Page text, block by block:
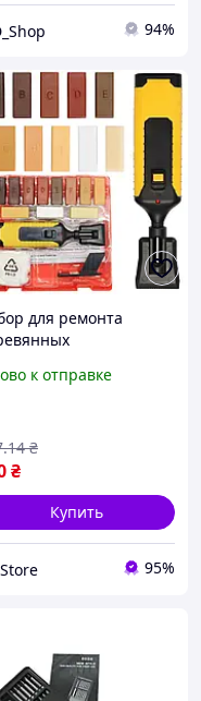
94%
для ремонта
набор для
к отправке
₴
.14 ₴
Купить
95%